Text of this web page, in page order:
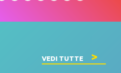
VEDI TUTTE